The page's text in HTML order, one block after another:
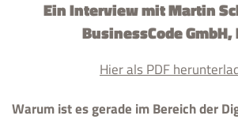
Ein Interview mit Martin
BusinessCode GmbH,
Hier als PDF
Warum ist es gerade im Bereich der